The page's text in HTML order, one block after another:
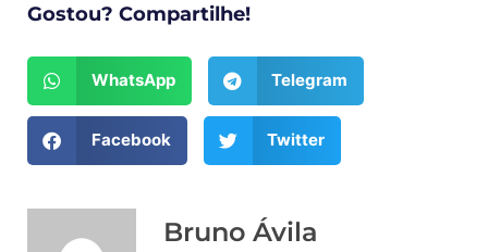
Gostou? Compartilhe!
WhatsApp Telegram
Facebook Twitter
Bruno Ávila